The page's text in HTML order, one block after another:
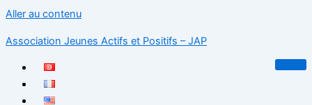
Aller au contenu
Association Jeunes Actifs et Positifs – JAP